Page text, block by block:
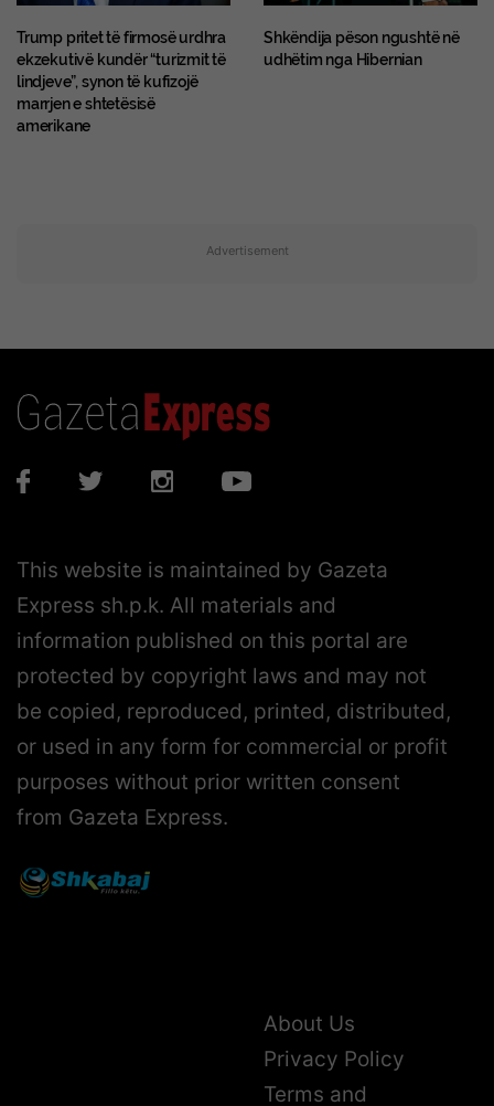
Trump pritet të firmosë urdhra
ekzekutivë kundër “turizmit të
lindjeve”, synon të kufizojë
marrjen e shtetësisë
amerikane
Shkëndija pëson ngushtë në
udhëtim nga Hibernian
Advertisement
This website is maintained by Gazeta
Express sh.p.k. All materials and
information published on this portal are
protected by copyright laws and may not
be copied, reproduced, printed, distributed,
or used in any form for commercial or profit
purposes without prior written consent
from Gazeta Express.
About Us
Privacy Policy
Terms and